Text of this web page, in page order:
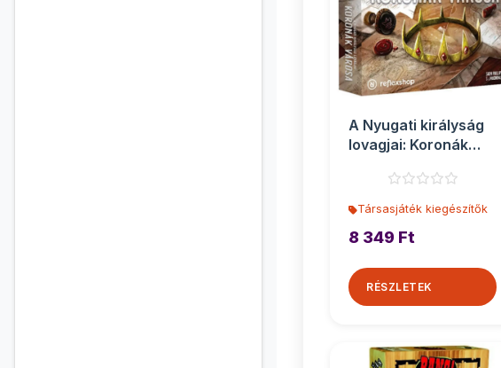
A Nyugati királyság
lovagjai: Koronák
Társasjáték kiegészítők
8 349 Ft
RÉSZLETEK